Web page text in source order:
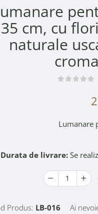
35 cm, cu
naturale
Lumanare
Durata de livrare:Se
Produs: LB-016 Ai